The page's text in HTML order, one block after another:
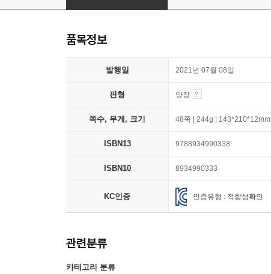
품목정보
발행일 2021년 07월 08일
판형 양장
쪽수, 무게, 크기 48쪽 | 244g | 143*210*12mm
ISBN13 9788934990338
ISBN10 8934990333
KC인증 인증유형 : 적합성확인
관련분류
카테고리 분류